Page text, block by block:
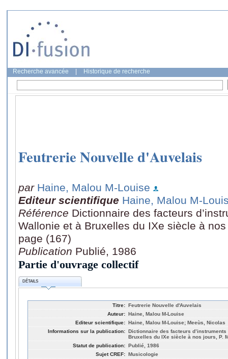
Recherche avancée Historique de recherche
Feutrerie Nouvelle d'Auvelais
par Haine, Malou M-Louise
Editeur scientifique Haine, Malou M-
Référence Dictionnaire des facteurs
Wallonie et à Bruxelles du IXe siècle à
page (167)
Publication Publié, 1986
Partie d'ouvrage collectif
DÉTAILS
Titre: Feutrerie Nouvelle d'Auvelais
Auteur: Haine, Malou M-Louise
Editeur scientifique: Haine, Malou M-Louise; Meeùs, Nicolas
Informations sur la publication: Dictionnaire des facteurs
Bruxelles du IXe siècle à nos jours, P.
Statut de publication: Publié, 1986
Sujet CREF: Musicologie